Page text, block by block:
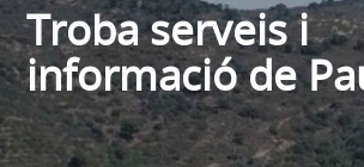
Troba serveis i
informació de